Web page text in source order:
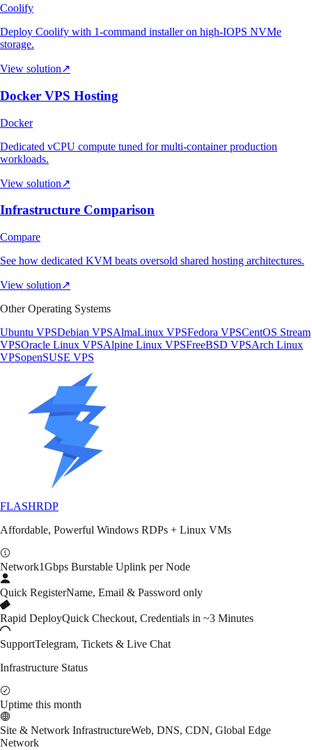
Coolify
Deploy Coolify with 1-command installer on high-IOPS NVMe
storage.
View solution↗
Docker VPS Hosting
Docker
Dedicated vCPU compute tuned for multi-container production
workloads.
View solution↗
Infrastructure Comparison
Compare
See how dedicated KVM beats oversold shared hosting architectures.
View solution↗
Other Operating Systems
Ubuntu VPSDebian VPSAlmaLinux VPSFedora VPSCentOS Stream
VPSOracle Linux VPSAlpine Linux VPSFreeBSD VPSArch Linux
VPSopenSUSE VPS
FLASHRDP
Affordable, Powerful Windows RDPs + Linux VMs
Network1Gbps Burstable Uplink per Node
Quick RegisterName, Email & Password only
Rapid DeployQuick Checkout, Credentials in ~3 Minutes
SupportTelegram, Tickets & Live Chat
Infrastructure Status
Uptime this month
Site & Network InfrastructureWeb, DNS, CDN, Global Edge
Network